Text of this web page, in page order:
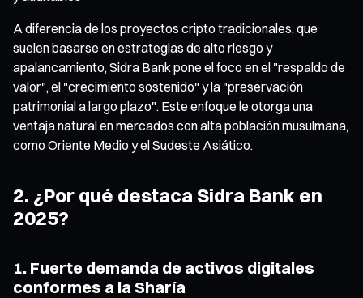
A diferencia de los proyectos cripto tradicionales, que
suelen basarse en estrategias de alto riesgo y
apalancamiento, Sidra Bank pone el foco en el "respaldo de
valor", el "crecimiento sostenido" y la "preservación
patrimonial a largo plazo". Este enfoque le otorga una
ventaja natural en mercados con alta población musulmana,
como Oriente Medio y el Sudeste Asiático.
2. ¿Por qué destaca Sidra Bank en
2025?
1. Fuerte demanda de activos digitales
conformes a la Sharía